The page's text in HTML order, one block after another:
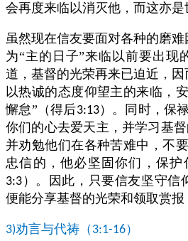
会再度来临以消灭他，而这亦是
虽然现在信友要面对各种的磨
为“主的日子”来临以前要出现
道，基督的光荣再来已迫近，
以热诚的态度仰望主的来临，
懈怠”（得后3:13）。同时，保
你们的心去爱天主，并学习基
并劝勉他们在各种苦难中，不
忠信的，他必坚固你们，保护
3:3 ）。因此，只要信友坚守信
便能分享基督的光荣和领取赏报
3)劝言与代祷（ 3:1-16）